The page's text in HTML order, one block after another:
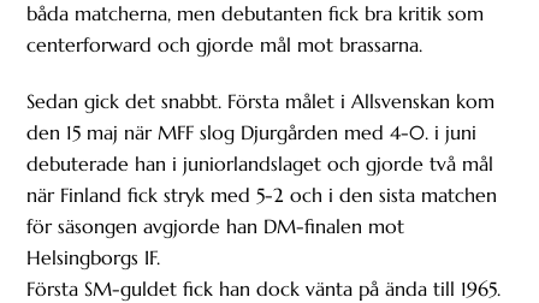
båda matcherna, men debutanten fick bra kritik som
centerforward och gjorde mål mot brassarna.
Sedan gick det snabbt. Första målet i Allsvenskan kom
den 15 maj när MFF slog Djurgården med 4-0. i juni
debuterade han i juniorlandslaget och gjorde två mål
när Finland fick stryk med 5-2 och i den sista matchen
för säsongen avgjorde han DM-finalen mot
Helsingborgs IF.
Första SM-guldet fick han dock vänta på ända till 1965.